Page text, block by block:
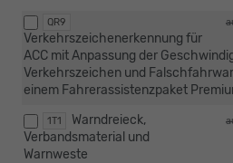
QR9
Verkehrszeichenerkennung für
ACC mit Anpassung der
Verkehrszeichen und
einem Fahrerassistenzpaket
1T1
Warndreieck,
Verbandsmaterial und
Warnweste